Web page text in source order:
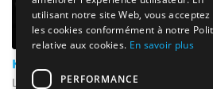
Kyriad La Roche Sur Yon
La Roche-sur-Yon - Vendée (85)
utilisant notre site Web, vous acceptez
les cookies conformément à notre
relative aux cookies. En savoir plus
PERFORMANCE